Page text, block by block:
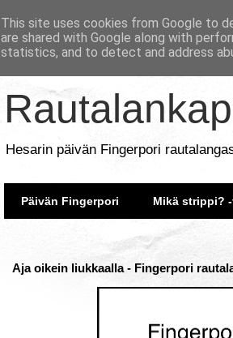
Hesarin päivän Fingerpori
Päivän Fingerpori Mikä strippi?
Aja oikein liukkaalla - Fingerpori
This site uses cookies from Google to
are shared with Google along with
statistics, and to detect and address